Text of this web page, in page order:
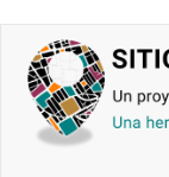
contenido
principal